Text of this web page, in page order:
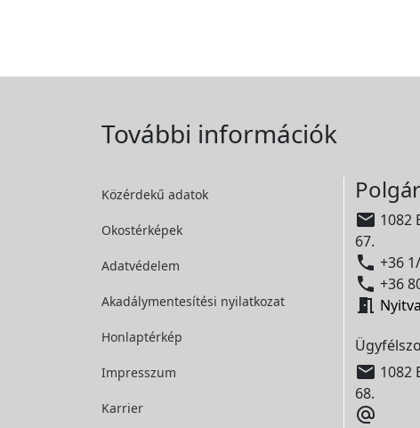
További információk
Közérdekű adatok
Okostérképek
Adatvédelem
Akadálymentesítési nyilatkozat
Honlaptérkép
Impresszum
Karrier
 1082
67.
 +36
 +36

 1082
68.
